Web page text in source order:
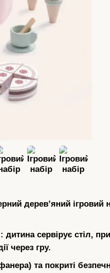
деревʼяний ігровий
дитина сервірує стіл,
через гру.
та покриті